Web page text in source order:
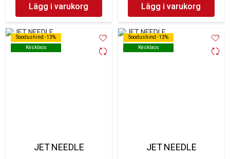
Lägg i varukorg Lägg i varukorg
Soodushind -13%
Kesklaos
Soodushind -13%
Kesklaos
JET NEEDLE
Soodushind -13%
Kesklaos
Soodushind -13%
Kesklaos
JET NEEDLE